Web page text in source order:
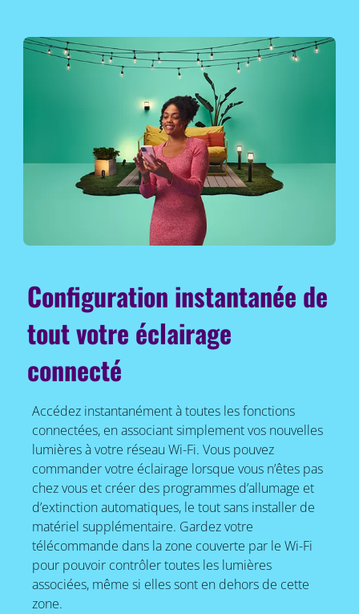
Configuration instantanée de
tout votre éclairage
connecté
Accédez instantanément à toutes les fonctions
connectées, en associant simplement vos nouvelles
lumières à votre réseau Wi-Fi. Vous pouvez
commander votre éclairage lorsque vous n’êtes pas
chez vous et créer des programmes d’allumage et
d’extinction automatiques, le tout sans installer de
matériel supplémentaire. Gardez votre
télécommande dans la zone couverte par le Wi-Fi
pour pouvoir contrôler toutes les lumières
associées, même si elles sont en dehors de cette
zone.